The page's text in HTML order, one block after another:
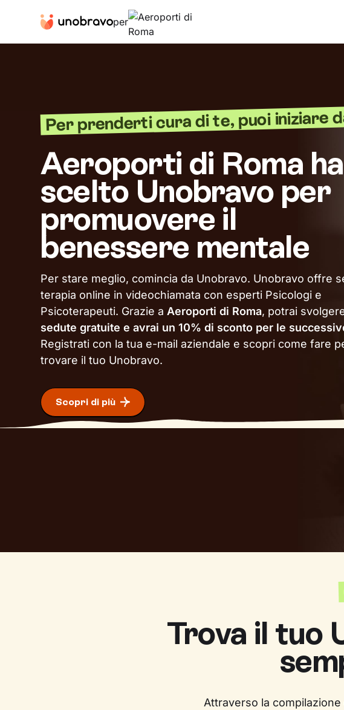
per
Per prenderti cura di te, puoi iniziare
Aeroporti di Roma ha
scelto Unobravo per
promuovere il
benessere mentale
Per stare meglio, comincia da Unobravo. Unobravo offre
terapia online in videochiamata con esperti Psicologi e
Psicoterapeuti. Grazie a Aeroporti di Roma, potrai
sedute gratuite e avrai un 10% di sconto per le
Registrati con la tua e-mail aziendale e scopri come fare
trovare il tuo Unobravo.
Scopri di più
Trova il tuo
Attraverso la